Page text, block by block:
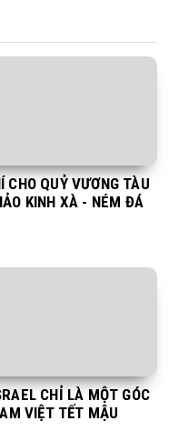
QUỶ VƯƠNG TÀU
KINH XÀ - NÉM ĐÁ
CHỈ LÀ MỘT GÓC
VIỆT TẾT MẬU